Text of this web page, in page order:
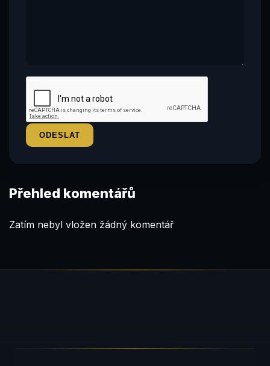
Přehled komentářů
Zatím nebyl vložen žádný komentář